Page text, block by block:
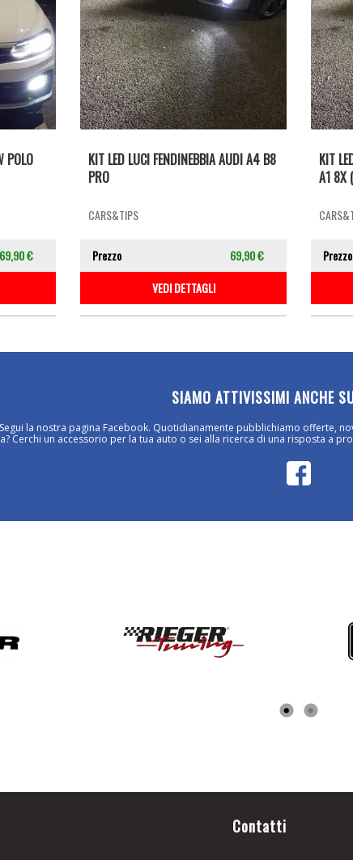
POLO
69,90 €
KIT LED LUCI FENDINEBBIA AUDI A4 B8
PRO
CARS&TIPS
Prezzo
69,90 €
VEDI DETTAGLI
KIT
A1 8X
Prezzo
SIAMO ATTIVISSIMI ANCHE
Segui la nostra pagina Facebook. Quotidianamente pubblichiamo offerte,
Cerchi un accessorio per la tua auto o sei alla ricerca di una risposta a
Contatti